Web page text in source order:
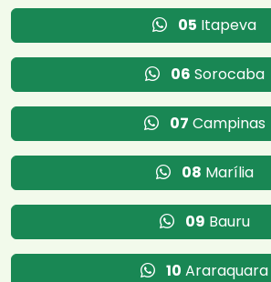
05 Itapeva
06 Sorocaba
07 Campinas
08 Marília
09 Bauru
10 Araraquara